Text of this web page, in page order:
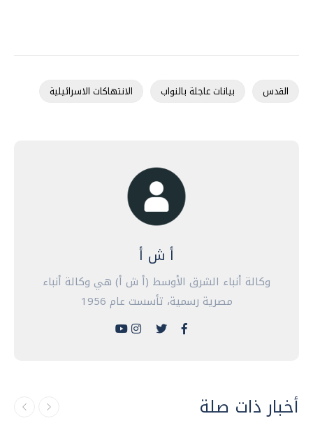
القدس بيانات عاجلة بالنواب الانتهاكات الاسرائيلية
أ ش أ
وكالة أنباء الشرق الأوسط (أ ش أ) هي وكالة أنباء
مصرية رسمية، تأسست عام 1956
أخبار ذات صلة